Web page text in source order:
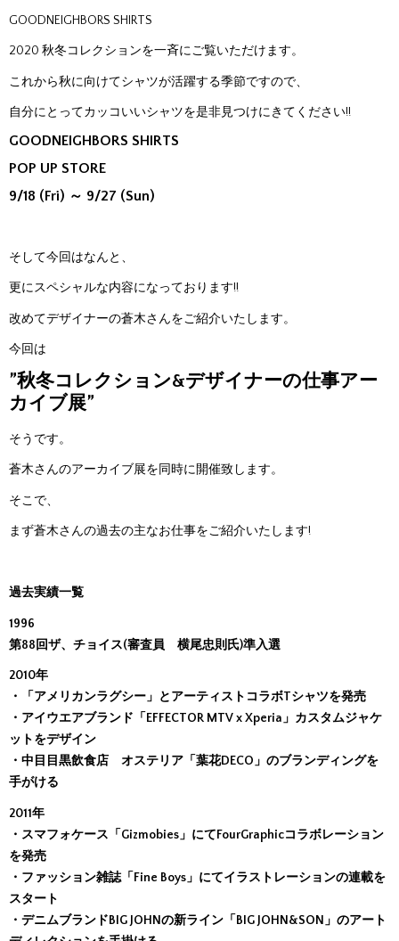
GOODNEIGHBORS SHIRTS
2020 秋冬コレクションを一斉にご覧いただけます。
これから秋に向けてシャツが活躍する季節ですので、
自分にとってカッコいいシャツを是非見つけにきてください!!
GOODNEIGHBORS SHIRTS
POP UP STORE
9/18 (Fri) ～ 9/27 (Sun)
そして今回はなんと、
更にスペシャルな内容になっております!!
改めてデザイナーの蒼木さんをご紹介いたします。
今回は
”秋冬コレクション&デザイナーの仕事アー
カイブ展”
そうです。
蒼木さんのアーカイブ展を同時に開催致します。
そこで、
まず蒼木さんの過去の主なお仕事をご紹介いたします!
過去実績一覧
1996
第88回ザ、チョイス(審査員 横尾忠則氏)準入選
2010年
・「アメリカンラグシー」とアーティストコラボTシャツを発売
・アイウエアブランド「EFFECTOR MTV x Xperia」カスタムジャケ
ットをデザイン
・中目目黒飲食店 オステリア「葉花DECO」のブランディングを
手がける
2011年
・スマフォケース「Gizmobies」にてFourGraphicコラボレーション
を発売
・ファッション雑誌「Fine Boys」にてイラストレーションの連載を
スタート
・デニムブランドBIG JOHNの新ライン「BIG JOHN&SON」のアート